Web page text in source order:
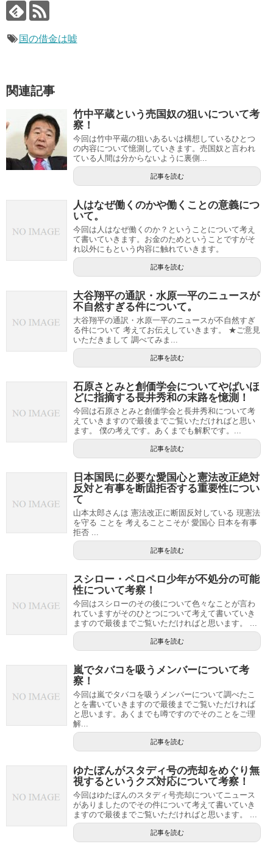
国の借金は嘘
関連記事
竹中平蔵という売国奴の狙いについて考
察！
今回は竹中平蔵の狙いあるいは構想しているひとつ
の内容について憶測していきます。売国奴と言われ
ている人間は分からないように裏側...
記事を読む
人はなぜ働くのかや働くことの意義につ
いて。
今回は人はなぜ働くのか？ということについて考え
て書いていきます。お金のためということですがそ
れ以外にもという内容に触れていきます。
記事を読む
大谷翔平の通訳・水原一平のニュースが
不自然すぎる件について。
大谷翔平の通訳・水原一平のニュースが不自然すぎ
る件について 考えてお伝えしていきます。 ★ご意見
いただきまして 調べてみま...
記事を読む
石原さとみと創価学会についてやばいほ
どに指摘する長井秀和の末路を憶測！
今回は石原さとみと創価学会と長井秀和について考
えていきますので最後までご覧いただければと思い
ます。 僕の考えです。あくまでも解釈です。...
記事を読む
日本国民に必要な愛国心と憲法改正絶対
反対と有事を断固拒否する重要性につい
て
山本太郎さんは 憲法改正に断固反対している 現憲法
を守る ことを 考えることこそが 愛国心 日本を有事
拒否 ...
記事を読む
スシロー・ペロペロ少年が不処分の可能
性について考察！
今回はスシローのその後について色々なことが言わ
れていますがそのひとつについて考えて書いていき
ますので最後までご覧いただければと思います。 ...
記事を読む
嵐でタバコを吸うメンバーについて考
察！
今回は嵐でタバコを吸うメンバーについて調べたこ
とを書いていきますので最後までご覧いただければ
と思います。あくまでも噂ですのでそのことをご理
解...
記事を読む
ゆたぼんがスタディ号の売却をめぐり無
視するというクズ対応について考察！
今回はゆたぼんのスタディ号売却についてニュース
がありましたのでその件について考えて書いていき
ますので最後までご覧いただければと思います。 ...
記事を読む